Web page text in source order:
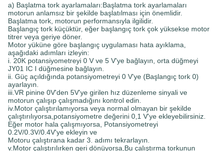
a) Başlatma tork ayarlamaları:Başlatma tork ayarlamaları
motorun anlamsız bir şekilde başlatılması için önemlidir.
Başlatma tork, motorun performansıyla ilgilidir.
Başlangıç tork küçüktür, eğer başlangıç tork çok yüksekse motor
titrer veya geriye döner.
Motor yüküne göre başlangıç uygulaması hata ayıklama,
aşağıdaki adımları izleyin:
i. 20K potansiyometreyi 0 V ve 5 V'ye bağlayın, orta düğmeyi
JY01 IC I düğmesine bağlayın.
ii. Güç açıldığında potansiyometreyi 0 V'ye (Başlangıç tork 0)
ayarlayın.
iii.VR pinine 0V'den 5V'ye girilen hız düzenleme sinyali ve
motorun çalışıp çalışmadığını kontrol edin.
iv.Motor çalıştırılamıyorsa veya normal olmayan bir şekilde
çalıştırılıyorsa,potansiyometre değerini 0,1 V'ye ekleyebilirsiniz.
Eğer motor hala çalışmıyorsa, Potansiyometreyi
0.2V/0.3V/0.4V'ye ekleyin ve
Motoru çalıştırana kadar 3. adımı tekrarlayın.
v.Motor çalıştırılırken geri dönüyorsa,Bu çalıştırma torkunun